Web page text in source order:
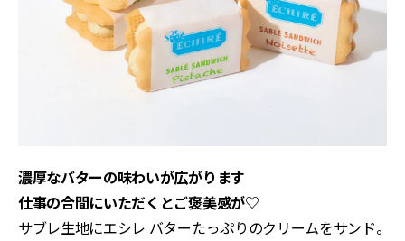
濃厚なバターの味わいが広がります
仕事の合間にいただくとご褒美感が♡
サブレ生地にエシレ バターたっぷりのクリームをサンド。